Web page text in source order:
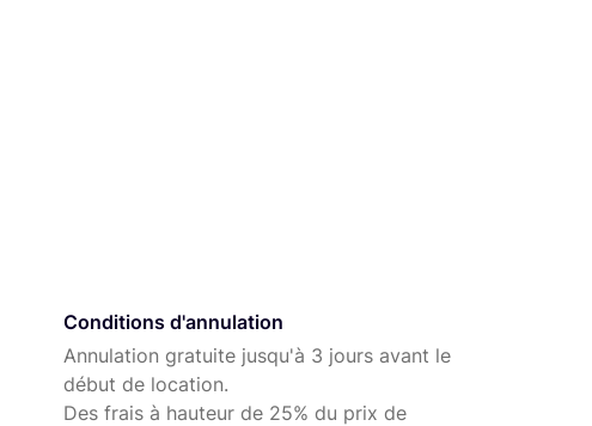
Conditions d'annulation
Annulation gratuite jusqu'à 3 jours avant le
début de location.
Des frais à hauteur de 25% du prix de